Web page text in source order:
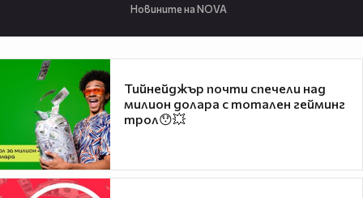
Новините на NOVA
Тийнейджър почти спечели над
милион долара с тотален гейминг
трол😯💥